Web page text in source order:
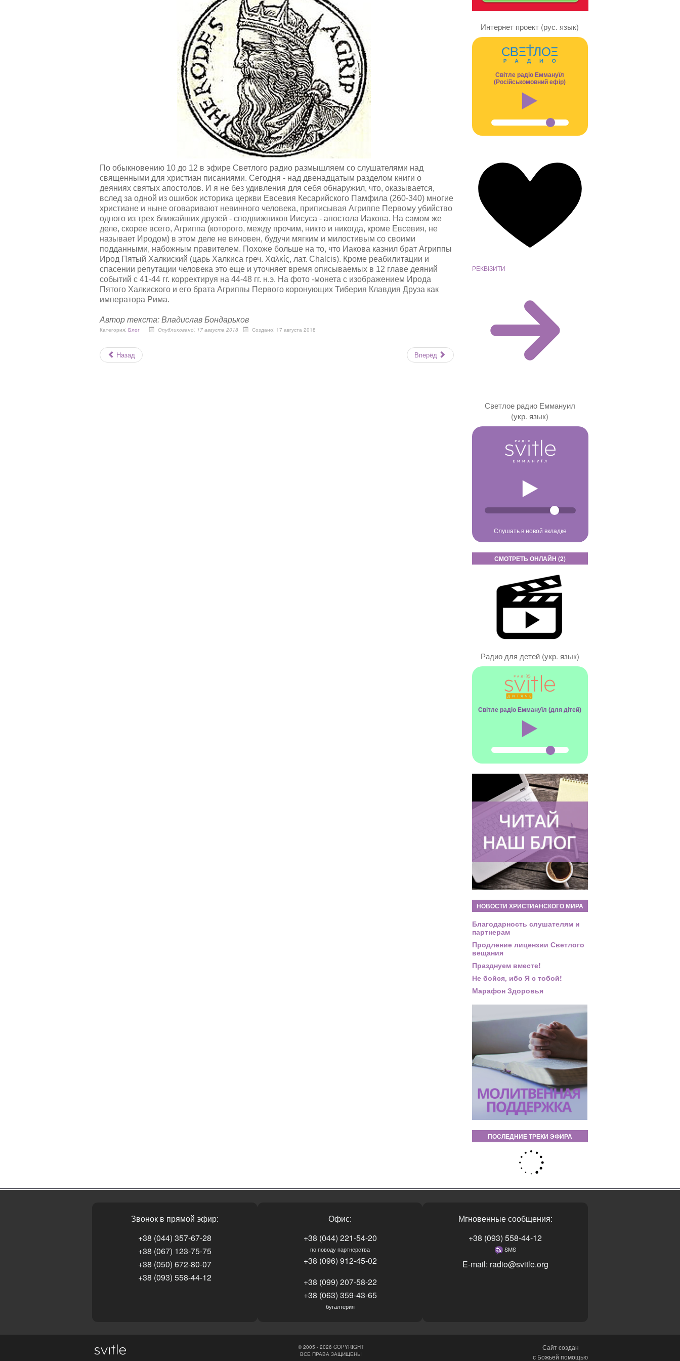
По обыкновению 10 до 12 в эфире Светлого радио размышляем со слушателями над
священными для христиан писаниями. Сегодня - над двенадцатым разделом книги о
деяниях святых апостолов. И я не без удивления для себя обнаружил, что, оказывается,
вслед за одной из ошибок историка церкви Евсевия Кесарийского Памфила (260-340) многие
христиане и ныне оговаривают невинного человека, приписывая Агриппе Первому убийство
одного из трех ближайших друзей - сподвижников Иисуса - апостола Иакова. На самом же
деле, скорее всего, Агриппа (которого, между прочим, никто и никогда, кроме Евсевия, не
называет Иродом) в этом деле не виновен, будучи мягким и милостивым со своими
подданными, набожным правителем. Похоже больше на то, что Иакова казнил брат Агриппы
Ирод Пятый Халкиский (царь Халкиса греч. Χαλκίς, лат. Chalcis). Кроме реабилитации и
спасении репутации человека это еще и уточняет время описываемых в 12 главе деяний
событий с 41-44 гг. корректируя на 44-48 гг. н.э. На фото -монета с изображением Ирода
Пятого Халкиского и его брата Агриппы Первого коронующих Тиберия Клавдия Друза как
императора Рима.
Автор текста: Владислав Бондарьков
Категория: Блог Опубликовано: 17 августа 2018 Создано: 17 августа 2018
Назад Вперёд
Интернет проект (рус. язык)
Світле радіо Еммануїл
(Російськомовний ефір)
РЕКВІЗИТИ
Светлое радио Еммануил
(укр. язык)
Слушать в новой вкладке
СМОТРЕТЬ ОНЛАЙН (2)
Радио для детей (укр. язык)
Світле радіо Еммануїл (для дітей)
НОВОСТИ ХРИСТИАНСКОГО МИРА
Благодарность слушателям и
партнерам
Продление лицензии Светлого
вещания
Празднуем вместе!
Не бойся, ибо Я с тобой!
Марафон Здоровья
ПОСЛЕДНИЕ ТРЕКИ ЭФИРА
Звонок в прямой эфир:
+38 (044) 357-67-28
+38 (067) 123-75-75
+38 (050) 672-80-07
+38 (093) 558-44-12
Офис:
+38 (044) 221-54-20
по поводу партнерства
+38 (096) 912-45-02
+38 (099) 207-58-22
+38 (063) 359-43-65
бугалтерия
Мгновенные сообщения:
+38 (093) 558-44-12
SMS
E-mail: radio@svitle.org
Сайт создан
с Божьей помощью
© 2005 - 2026 COPYRIGHT
ВСЕ ПРАВА ЗАЩИЩЕНЫ